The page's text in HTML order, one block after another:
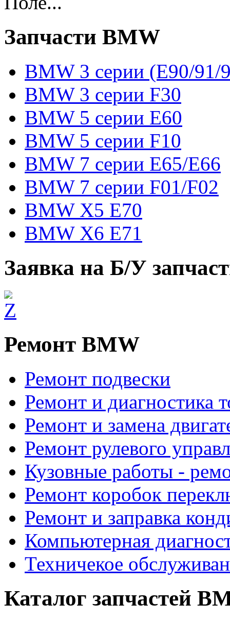
Запчасти BMW
BMW 3 серии (E90/91/
BMW 3 серии F30
BMW 5 серии E60
BMW 5 серии F10
BMW 7 серии E65/E66
BMW 7 серии F01/F02
BMW X5 E70
BMW X6 E71
Заявка на Б/У
Ремонт BMW
Ремонт подвески
Ремонт и диагностика
Ремонт и замена
Ремонт рулевого
Кузовные работы -
Ремонт коробок
Ремонт и заправка
Компьютерная
Техничекое
Каталог запчастей